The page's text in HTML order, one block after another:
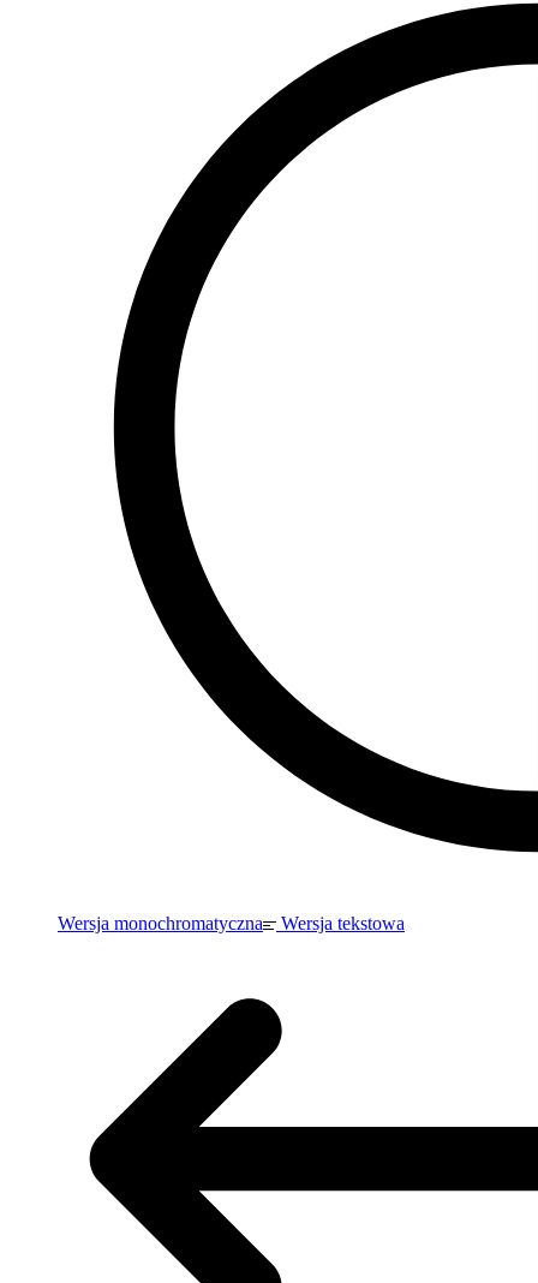
Wersja monochromatyczna Wersja tekstowa